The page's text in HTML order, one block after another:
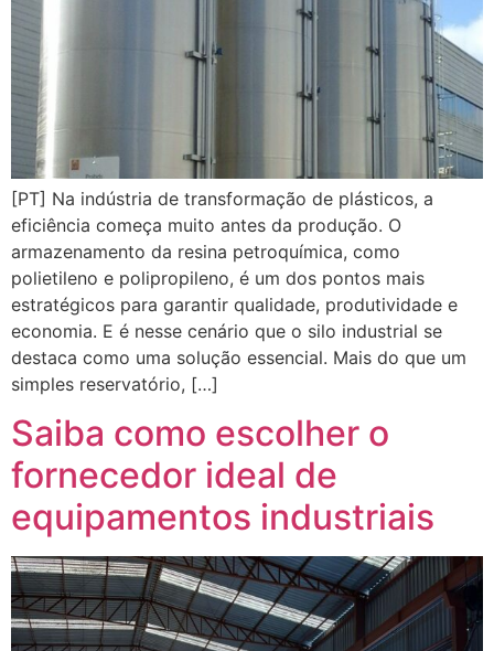
[PT] Na indústria de transformação de plásticos, a
eficiência começa muito antes da produção. O
armazenamento da resina petroquímica, como
polietileno e polipropileno, é um dos pontos mais
estratégicos para garantir qualidade, produtividade e
economia. E é nesse cenário que o silo industrial se
destaca como uma solução essencial. Mais do que um
simples reservatório, […]
Saiba como escolher o
fornecedor ideal de
equipamentos industriais